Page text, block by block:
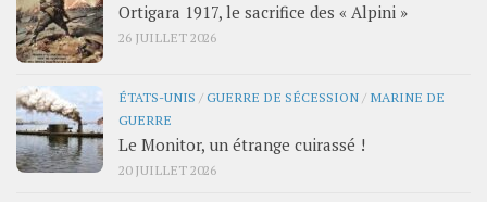
Ortigara 1917, le sacrifice des « Alpini »
26 JUILLET 2026
ÉTATS-UNIS /GUERRE DE SÉCESSION/ MARINE DE
GUERRE
Le Monitor, un étrange cuirassé !
20 JUILLET 2026